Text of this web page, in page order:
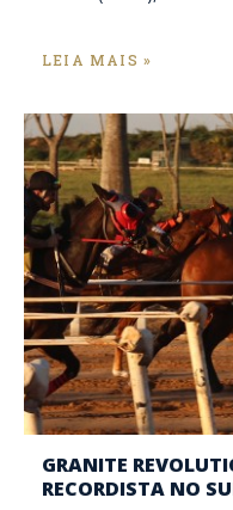
LEIA MAIS »
GRANITE
RECORDISTA NO